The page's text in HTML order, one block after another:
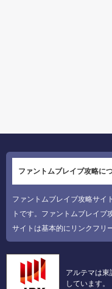
ファントムブレイブ攻略に
ファントムブレイブ攻略サイ
トです。ファントムブレイブ
サイトは基本的にリンクフリ
アルテマは
しています。